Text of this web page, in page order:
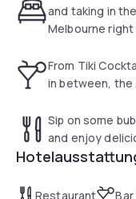
and taking in
Melbourne
From Tiki
in between, the
Sip on some
and enjoy
Restaurant